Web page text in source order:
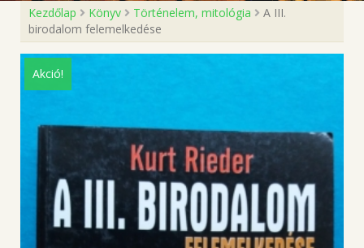
Kezdőlap Könyv Történelem, mitológia
A III.
birodalom felemelkedése
Akció!